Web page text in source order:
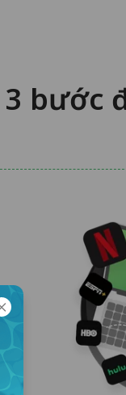
3 bước